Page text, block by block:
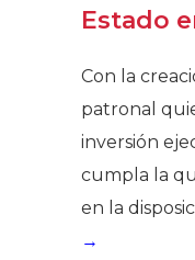
Estado
Con la
patronal
inversión
cumpla la
en la
→